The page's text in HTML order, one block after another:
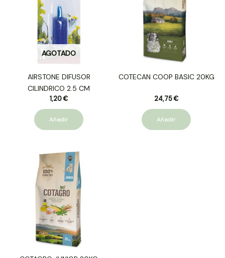
AGOTADO
AIRSTONE DIFUSOR
CILINDRICO 2.5 CM
1,20€
Añadir
COTECAN COOP BASIC 20KG
24,75€
Añadir